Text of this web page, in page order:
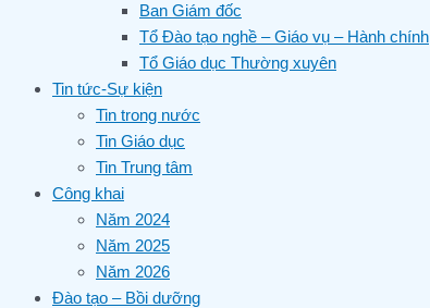
Ban Giám đốc
Tổ Đào tạo nghề – Giáo vụ – Hành chính
Tổ Giáo dục Thường xuyên
Tin tức-Sự kiện
Tin trong nước
Tin Giáo dục
Tin Trung tâm
Công khai
Năm 2024
Năm 2025
Năm 2026
Đào tạo – Bồi dưỡng